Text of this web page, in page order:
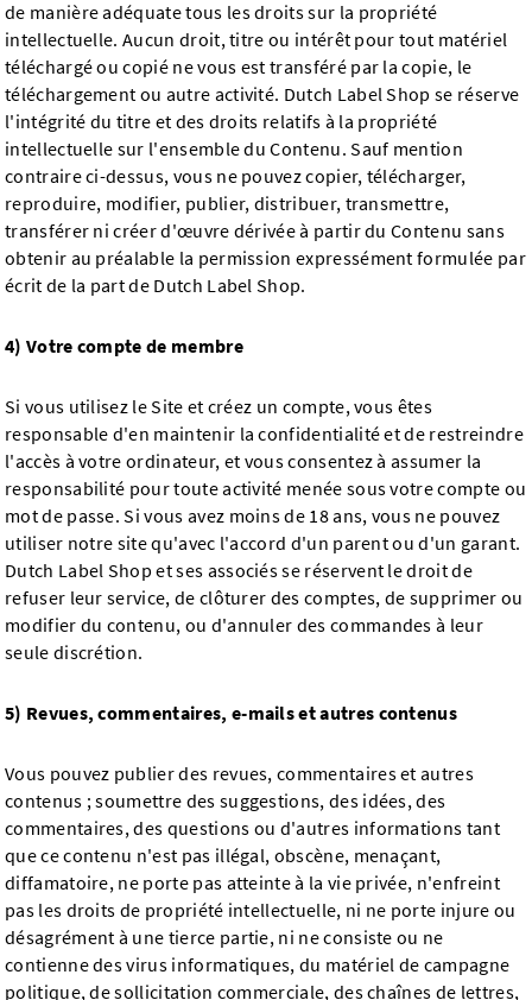
de manière adéquate tous les droits sur la propriété
intellectuelle. Aucun droit, titre ou intérêt pour tout matériel
téléchargé ou copié ne vous est transféré par la copie, le
téléchargement ou autre activité. Dutch Label Shop se réserve
l'intégrité du titre et des droits relatifs à la propriété
intellectuelle sur l'ensemble du Contenu. Sauf mention
contraire ci-dessus, vous ne pouvez copier, télécharger,
reproduire, modifier, publier, distribuer, transmettre,
transférer ni créer d'œuvre dérivée à partir du Contenu sans
obtenir au préalable la permission expressément formulée par
écrit de la part de Dutch Label Shop.
4) Votre compte de membre
Si vous utilisez le Site et créez un compte, vous êtes
responsable d'en maintenir la confidentialité et de restreindre
l'accès à votre ordinateur, et vous consentez à assumer la
responsabilité pour toute activité menée sous votre compte ou
mot de passe. Si vous avez moins de 18 ans, vous ne pouvez
utiliser notre site qu'avec l'accord d'un parent ou d'un garant.
Dutch Label Shop et ses associés se réservent le droit de
refuser leur service, de clôturer des comptes, de supprimer ou
modifier du contenu, ou d'annuler des commandes à leur
seule discrétion.
5) Revues, commentaires, e-mails et autres contenus
Vous pouvez publier des revues, commentaires et autres
contenus ; soumettre des suggestions, des idées, des
commentaires, des questions ou d'autres informations tant
que ce contenu n'est pas illégal, obscène, menaçant,
diffamatoire, ne porte pas atteinte à la vie privée, n'enfreint
pas les droits de propriété intellectuelle, ni ne porte injure ou
désagrément à une tierce partie, ni ne consiste ou ne
contienne des virus informatiques, du matériel de campagne
politique, de sollicitation commerciale, des chaînes de lettres,